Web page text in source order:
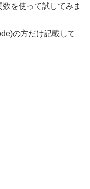
を使って試してみま
の方だけ記載して